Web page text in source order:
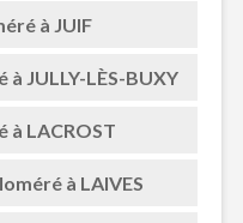
à JUIF
JULLY-LÈS-BUXY
à LACROST
à LAIVES